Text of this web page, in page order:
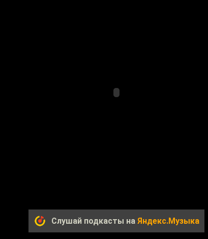
Слушай подкасты на Яндекс.Музыка